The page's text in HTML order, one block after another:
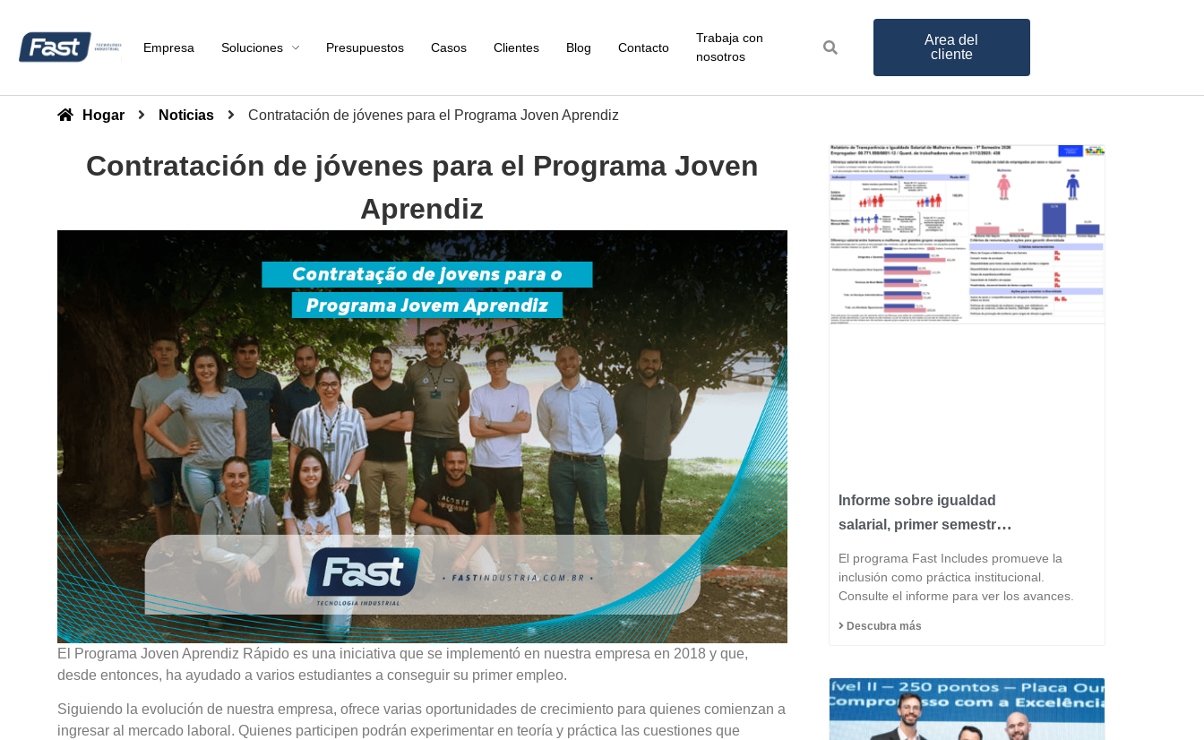
Empresa Soluciones Presupuestos Casos Clientes Blog Contacto
Trabaja con
nosotros
Area del
cliente
Hogar Noticias Contratación de jóvenes para el Programa Joven Aprendiz
Contratación de jóvenes para el Programa Joven
Aprendiz
El Programa Joven Aprendiz Rápido es una iniciativa que se implementó en nuestra empresa en 2018 y que,
desde entonces, ha ayudado a varios estudiantes a conseguir su primer empleo.
Siguiendo la evolución de nuestra empresa, ofrece varias oportunidades de crecimiento para quienes comienzan a
ingresar al mercado laboral. Quienes participen podrán experimentar en teoría y práctica las cuestiones que
Informe sobre igualdad
salarial, primer semestre
El programa Fast Includes promueve la
inclusión como práctica institucional.
Consulte el informe para ver los avances.
Descubra más